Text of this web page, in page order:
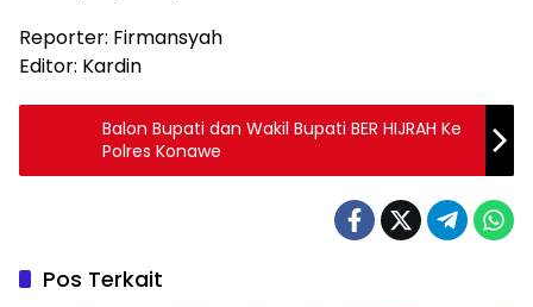
Reporter: Firmansyah
Editor: Kardin
Balon Bupati dan Wakil Bupati BER HIJRAH Ke
Polres Konawe
Pos Terkait